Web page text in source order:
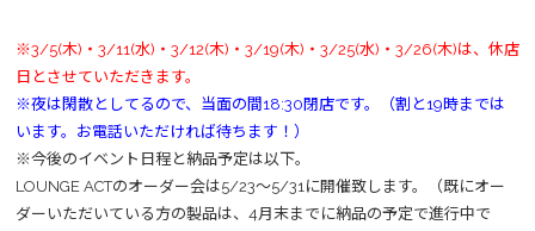
※3/5(木)・3/11(水)・3/12(木)・3/19(木)・3/25(水)・3/26(木)は、休店
日とさせていただきます。
※夜は閑散としてるので、当面の間18:30閉店です。（割と19時までは
います。お電話いただければ待ちます！）
※今後のイベント日程と納品予定は以下。
LOUNGE ACTのオーダー会は5/23～5/31に開催致します。（既にオー
ダーいただいている方の製品は、4月末までに納品の予定で進行中で